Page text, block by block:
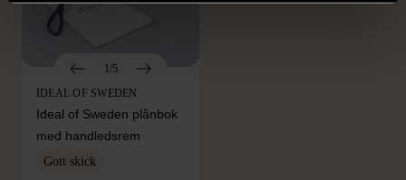
1/5
IDEAL OF SWEDEN
Ideal of Sweden plånbok
med handledsrem
Gott skick